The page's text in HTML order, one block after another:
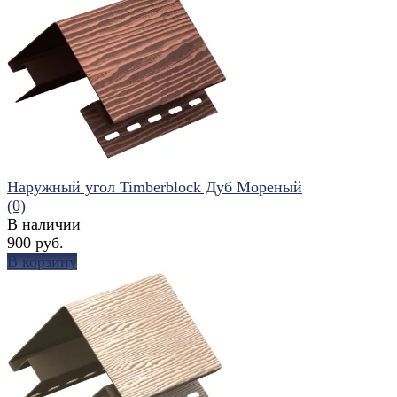
избранное сравнить
избранное сравнить
Наружный угол Timberblock Дуб Мореный
(0)
В наличии
900 руб.
В корзину